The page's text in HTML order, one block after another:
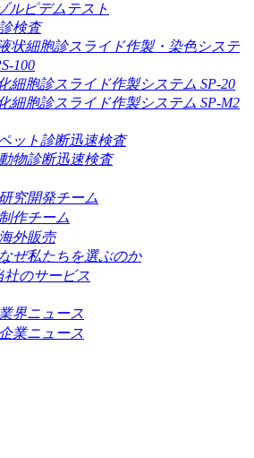
ルピデムテスト
検査
状細胞診スライド作製・染色システ
100
細胞診スライド作製システム SP-20
細胞診スライド作製システム SP-M2
ット診断迅速検査
動物診断迅速検査
研究開発チーム
制作チーム
海外販売
なぜ私たちを選ぶのか
社のサービス
業界ニュース
企業ニュース